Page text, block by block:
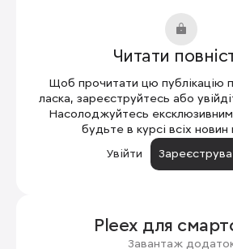
Читати
Щоб прочитати цю публікацію
ласка, зареєструйтесь або
Насолоджуйтесь
будьте в курсі всіх новин
Увійти
Pleex для
Завантаж